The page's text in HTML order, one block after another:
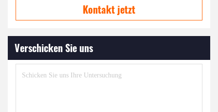
Kontakt jetzt
Verschicken Sie uns